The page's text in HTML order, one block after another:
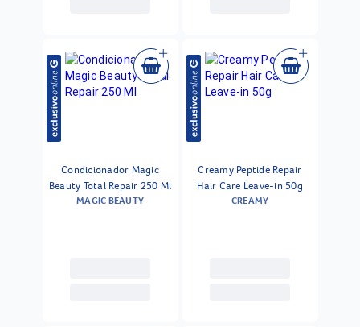
Condicionador Magic
Beauty Total Repair 250 Ml
MAGIC BEAUTY
Creamy Peptide Repair
Hair Care Leave-in 50g
CREAMY